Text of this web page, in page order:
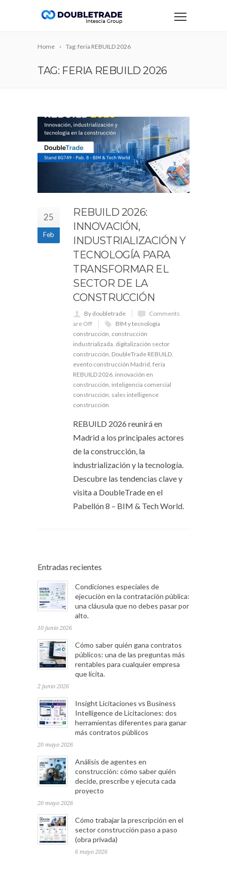
Home Tag: feria REBUILD 2026
TAG: FERIA REBUILD 2026
25
Feb
REBUILD 2026:
INNOVACIÓN,
INDUSTRIALIZACIÓN Y
TECNOLOGÍA PARA
TRANSFORMAR EL
SECTOR DE LA
CONSTRUCCIÓN
By doubletrade
Comments
are Off
BIM y tecnología
construcción, construcción
industrializada, digitalización sector
construcción, DoubleTrade REBUILD,
evento construcción Madrid, feria
REBUILD 2026, innovación en
construcción, inteligencia comercial
construcción, sales intelligence
construcción
REBUILD 2026 reunirá en
Madrid a los principales actores
de la construcción, la
industrialización y la tecnología.
Descubre las tendencias clave y
visita a DoubleTrade en el
Pabellón 8 – BIM & Tech World.
Entradas recientes
Condiciones especiales de
ejecución en la contratación pública:
una cláusula que no debes pasar por
alto.
10 junio 2026
Cómo saber quién gana contratos
públicos: una de las preguntas más
rentables para cualquier empresa
que licita.
2 junio 2026
Insight Licitaciones vs Business
Intelligence de Licitaciones: dos
herramientas diferentes para ganar
más contratos públicos
20 mayo 2026
Análisis de agentes en
construcción: cómo saber quién
decide, prescribe y ejecuta cada
proyecto
20 mayo 2026
Cómo trabajar la prescripción en el
sector construcción paso a paso
(obra privada)
6 mayo 2026